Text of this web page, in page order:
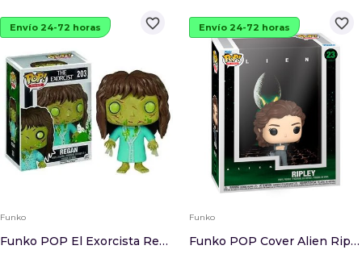
favorite_border
Envío 24-72 horas
Funko
Funko POP El Exorcista Regan
favorite_border
Envío 24-72 horas
Funko
Funko POP Cover Alien Ripley